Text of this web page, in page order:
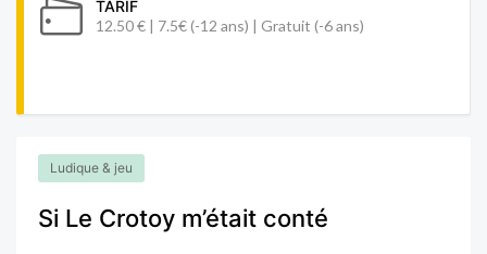
TARIF
12.50 € | 7.5€ (-12 ans) | Gratuit (-6 ans)
Ludique & jeu
Si Le Crotoy m’était conté